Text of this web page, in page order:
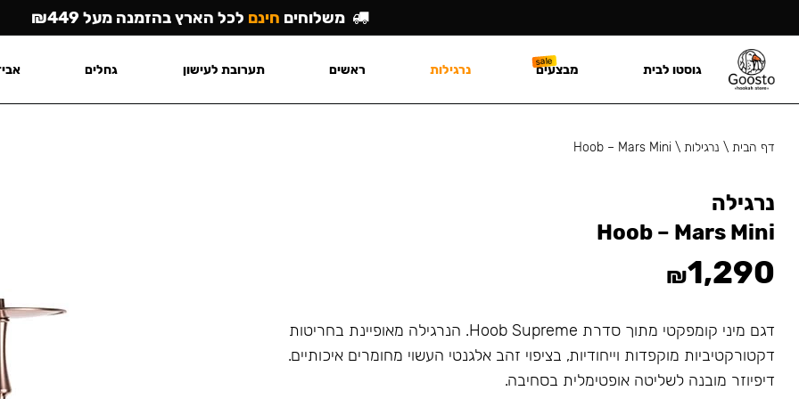
דף הבית\ נרגילות\
Hoob – Mars Mini
נרגילה
Hoob – Mars Mini
₪1,290
דגם מיני קומפקטי מתוך סדרת Hoob Supreme. הנרגילה מאופיינת בחריטות
דקטורקטיביות מוקפדות וייחודיות, בציפוי זהב אלגנטי העשוי מחומרים איכותיים.
דיפיוזר מובנה לשליטה אופטימלית בסחיבה.
משלוחים חינם לכל הארץ בהזמנה מעל ₪449
גוסטו לבית מבצעים נרגילות ראשים תערובת לעישון גחלים